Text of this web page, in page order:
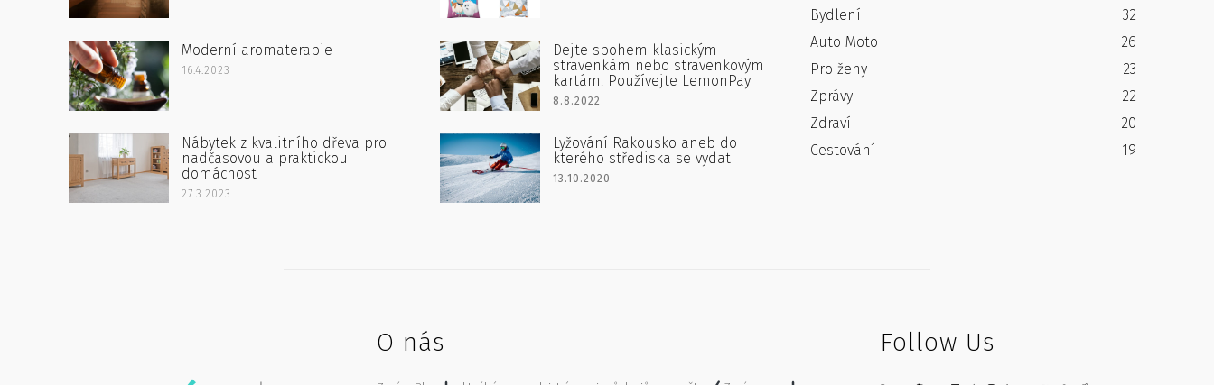
Moderní aromaterapie
16.4.2023
Nábytek z kvalitního dřeva pro
nadčasovou a praktickou
domácnost
27.3.2023
Dejte sbohem klasickým
stravenkám nebo stravenkovým
kartám. Používejte LemonPay
8.8.2022
Lyžování Rakousko aneb do
kterého střediska se vydat
13.10.2020
Bydlení
32
Auto Moto
26
Pro ženy
23
Zprávy
22
Zdraví
20
Cestování
19
O nás Follow Us